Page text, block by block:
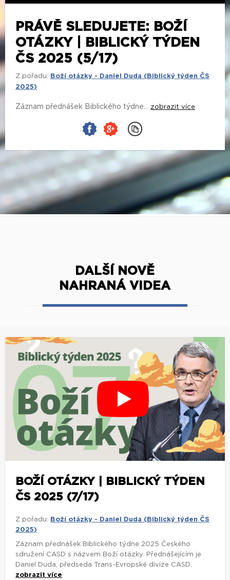
PRÁVĚ SLEDUJETE: BOŽÍ
OTÁZKY | BIBLICKÝ TÝDEN
ČS 2025 (5/17)
Z pořadu:
Boží otázky - Daniel Duda (Biblický týden ČS
2025)
Záznam přednášek Biblického týdne... zobrazit více
DALŠÍ NOVĚ
NAHRANÁ VIDEA
BOŽÍ OTÁZKY | BIBLICKÝ TÝDEN
ČS 2025 (7/17)
Z pořadu:
Boží otázky - Daniel Duda (Biblický týden ČS
2025)
Záznam přednášek Biblického týdne 2025 Českého
sdružení CASD s názvem Boží otázky. Přednášejícím je
Daniel Duda, předseda Trans-Evropské divize CASD.
zobrazit více